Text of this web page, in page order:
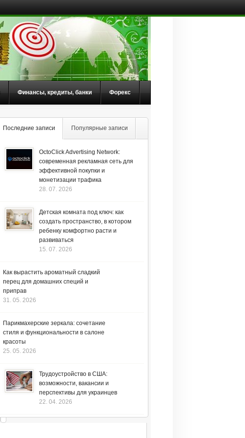
Финансы, кредиты, банки Форекс
Последние записи Популярные записи
OctoClick Advertising Network:
современная рекламная сеть для
эффективной покупки и
монетизации трафика
28. 07. 2026
Детская комната под ключ: как
создать пространство, в котором
ребенку комфортно расти и
развиваться
15. 07. 2026
Как вырастить ароматный сладкий
перец для домашних специй и
приправ
31. 05. 2026
Парикмахерские зеркала: сочетание
стиля и функциональности в салоне
красоты
25. 05. 2026
Трудоустройство в США:
возможности, вакансии и
перспективы для украинцев
22. 04. 2026